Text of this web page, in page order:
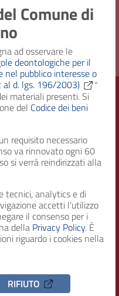
Comune di
ad osservare le
deontologiche per il
pubblico interesse o
al d. lgs. 196/2003)
”
materiali presenti. Si
del Codice dei beni
requisito necessario
va rinnovato ogni 60
si verrà reindirizzati alla
tecnici, analytics e di
accetti l’utilizzo
il consenso per i
della Privacy Policy. È
riguardo i cookies nella
RIFIUTO
Archivio Storico